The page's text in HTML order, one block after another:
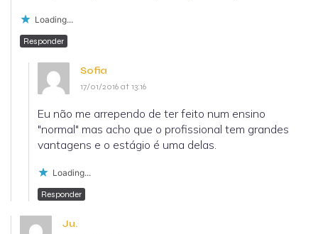
Loading...
Responder
Sofia
17/01/2016 at 13:16
Eu não me arrependo de ter feito num ensino
"normal" mas acho que o profissional tem grandes
vantagens e o estágio é uma delas.
Loading...
Responder
Ju.